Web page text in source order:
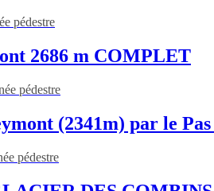
pédestre
2686 m COMPLET
pédestre
(2341m) par le
pédestre